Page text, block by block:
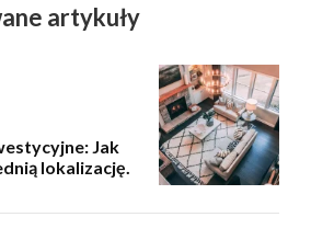
artykuły
Jak
lokalizację.